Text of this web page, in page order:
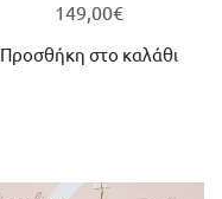
149,00€
Προσθήκη στο καλάθι